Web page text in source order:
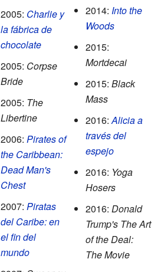
2005: Charlie y
la fábrica de
chocolate
2005: Corpse
Bride
2005: The
Libertine
2006: Pirates of
the Caribbean:
Dead Man's
Chest
2007: Piratas
del Caribe: en
el fin del
mundo
2014: Into the
Woods
2015:
Mortdecai
2015: Black
Mass
2016:Alicia a
través del
espejo
2016: Yoga
Hosers
2016: Donald
Trump's The Art
of the Deal:
The Movie